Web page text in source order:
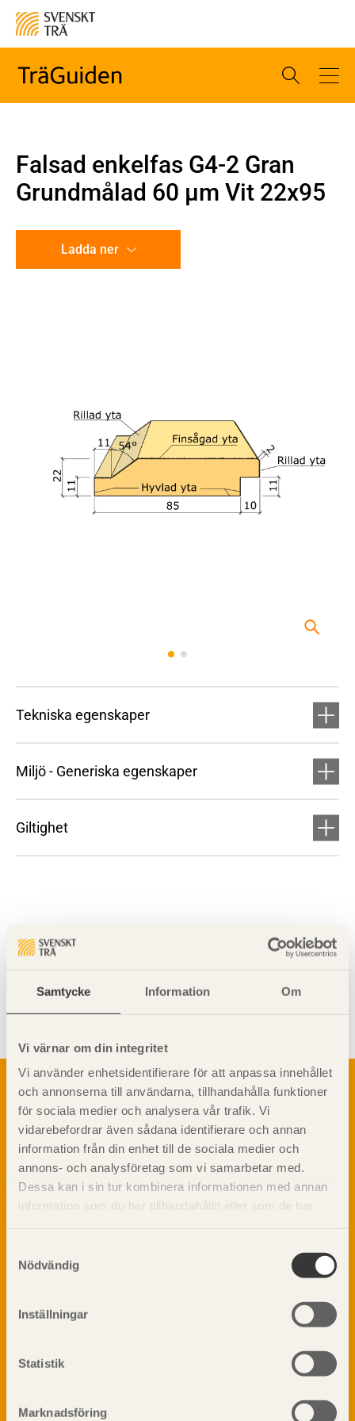
Samtycke Information Om
Vi värnar om din integritet
Vi använder enhetsidentifierare för att anpassa innehållet
och annonserna till användarna, tillhandahålla funktioner
för sociala medier och analysera vår trafik. Vi
vidarebefordrar även sådana identifierare och annan
information från din enhet till de sociala medier och
annons- och analysföretag som vi samarbetar med.
Dessa kan i sin tur kombinera informationen med annan
information som du har tillhandahållit eller som de har
Nödvändig
Inställningar
Statistik
Marknadsföring
Falsad enkelfas G4-2 Gran
Grundmålad 60 µm Vit 22x95
Ladda ner
Tekniska egenskaper
Miljö - Generiska egenskaper
Giltighet
Visa sajtkarta
Om trä
Materialet trä
Skogsbruk
Barrträdets uppbyggnad
Träets egenskaper och kvalitet
Sågverksprocessen
Träbaserade produkter
Kemisk behandling
Byggfysik
Värmeisolering och lufttäthet
Brandsäkerhet
Brandförlopp i byggnader
TräGuiden är den digitala handboken för trä och
träbyggande och innehåller information om
materialet trä samt instruktioner för byggande
med trä.